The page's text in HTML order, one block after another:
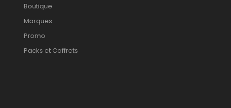
Boutique
Marques
Promo
Packs et Coffrets